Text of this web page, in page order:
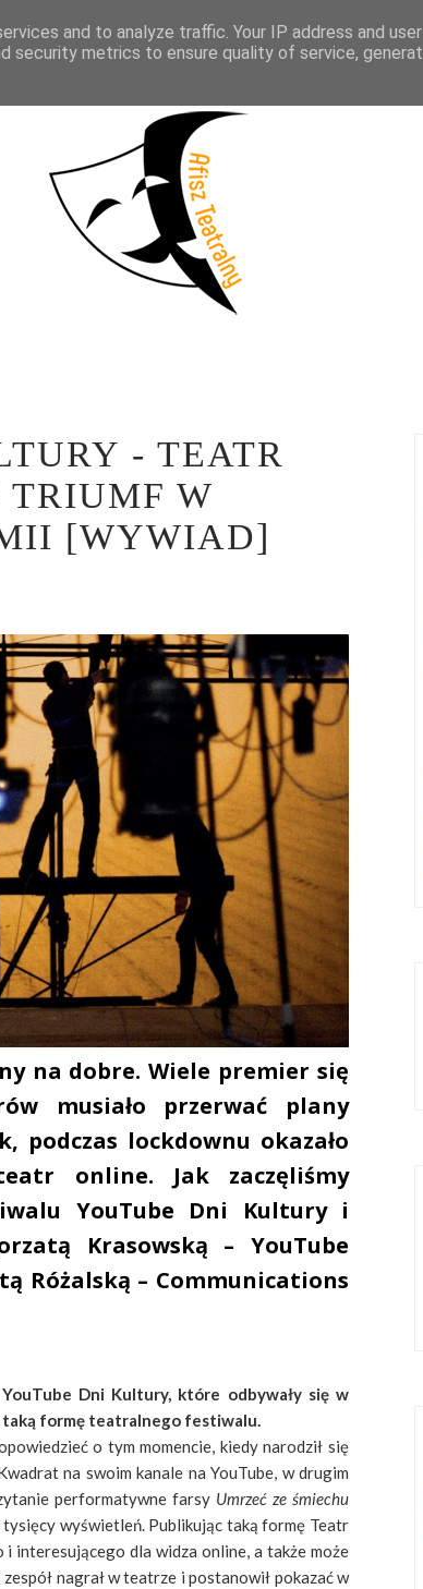
LITERATURA PRÓBY MEDIALNE
- TEATR
TRIUMF W
[WYWIAD]
na dobre. Wiele premier się
musiało przerwać plany
lockdownu okazało
online. Jak zaczęliśmy
YouTube Dni Kultury i
Krasowską – YouTube
Różalską – Communications
Dni Kultury, które odbywały się w
taką formę teatralnego festiwalu.
o tym momencie, kiedy narodził się
na swoim kanale na YouTube, w drugim
performatywne farsy Umrzeć ze śmiechu
wyświetleń. Publikując taką formę Teatr
interesującego dla widza online, a także może
nagrał w teatrze i postanowił pokazać w
and to analyze traffic. Your IP address and
security metrics to ensure quality of service,